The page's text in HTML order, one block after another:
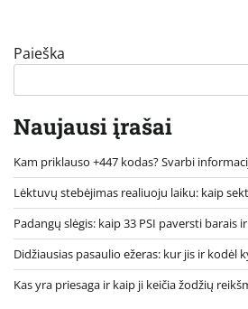
Paieška
Naujausi įrašai
Kam priklauso +447 kodas? Svarbi
Lėktuvų stebėjimas realiuoju laiku: kaip
Padangų slėgis: kaip 33 PSI paversti barais
Didžiausias pasaulio ežeras: kur jis ir kodėl
Kas yra priesaga ir kaip ji keičia žodžių